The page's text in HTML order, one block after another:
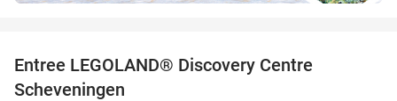
Entree LEGOLAND® Discovery Centre
Scheveningen